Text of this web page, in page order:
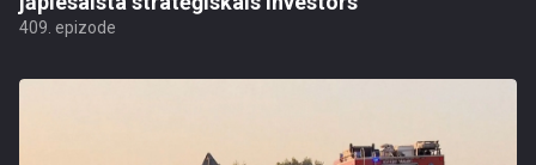
409. epizode